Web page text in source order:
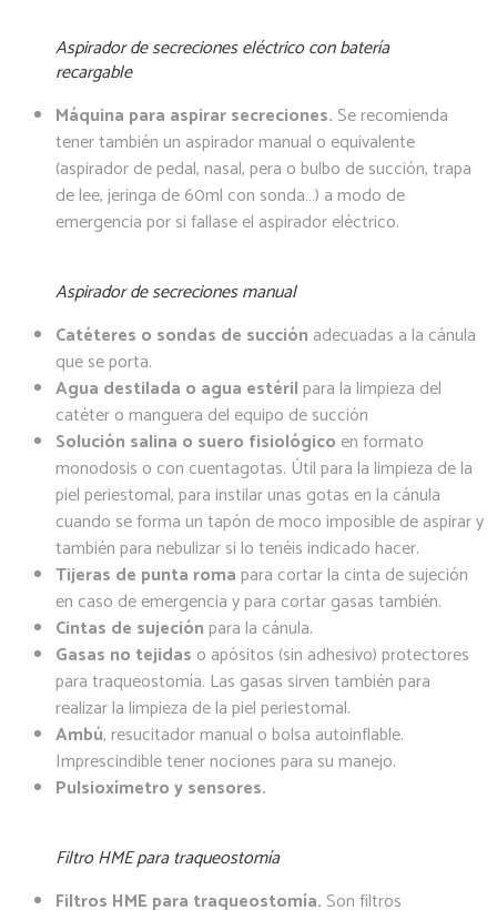
Aspirador de secreciones eléctrico con batería
recargable
Máquina para aspirar secreciones. Se recomienda
tener también un aspirador manual o equivalente
(aspirador de pedal, nasal, pera o bulbo de succión, trapa
de lee, jeringa de 60ml con sonda…) a modo de
emergencia por si fallase el aspirador eléctrico.
Aspirador de secreciones manual
Catéteres o sondas de succión adecuadas a la cánula
que se porta.
Agua destilada o agua estérilpara la limpieza del
catéter o manguera del equipo de succión
Solución salina o suero fisiológico en formato
monodosis o con cuentagotas. Útil para la limpieza de la
piel periestomal, para instilar unas gotas en la cánula
cuando se forma un tapón de moco imposible de aspirar y
también para nebulizar si lo tenéis indicado hacer.
Tijeras de punta romapara cortar la cinta de sujeción
en caso de emergencia y para cortar gasas también.
Cintas de sujeciónpara la cánula.
Gasas no tejidas o apósitos (sin adhesivo) protectores
para traqueostomía. Las gasas sirven también para
realizar la limpieza de la piel periestomal.
Ambú, resucitador manual o bolsa autoinflable.
Imprescindible tener nociones para su manejo.
Pulsioxímetro y sensores.
Filtro HME para traqueostomía
Filtros HME para traqueostomía. Son filtros